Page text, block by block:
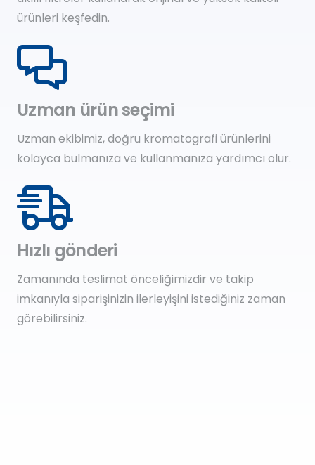
ürünleri keşfedin.
Uzman ürün seçimi
Uzman ekibimiz, doğru kromatografi ürünlerini
kolayca bulmanıza ve kullanmanıza yardımcı olur.
Hızlı gönderi
Zamanında teslimat önceliğimizdir ve takip
imkanıyla siparişinizin ilerleyişini istediğiniz zaman
görebilirsiniz.